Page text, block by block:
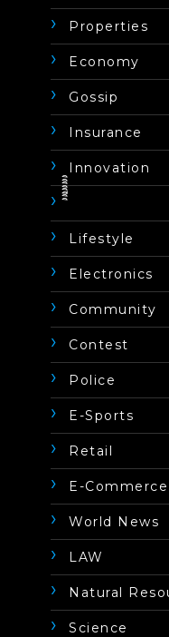
Properties
Economy
Gossip
Insurance
Innovation
Lifestyle
Electronics
Community
Contest
Police
E-Sports
Retail
E-Commerce
World News
LAW
Natural
Science